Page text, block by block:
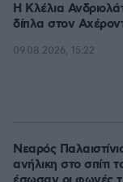
Η Κλέλια
δίπλα στον
09.08.2026, 15:22
Νεαρός
ανήλικη στο σπίτι